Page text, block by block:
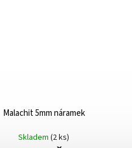
Malachit 5mm náramek
Skladem(2 ks)